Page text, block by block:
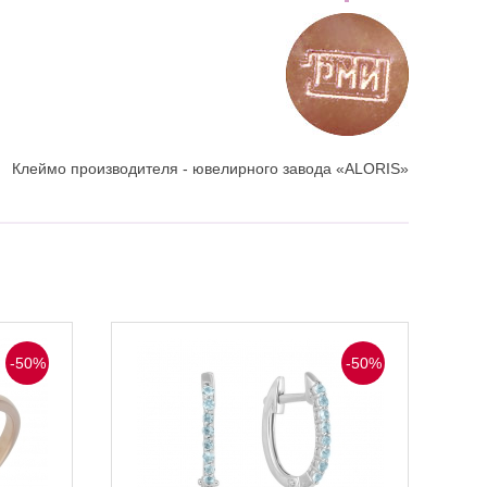
Клеймо производителя - ювелирного завода «ALORIS»
-50% -50%